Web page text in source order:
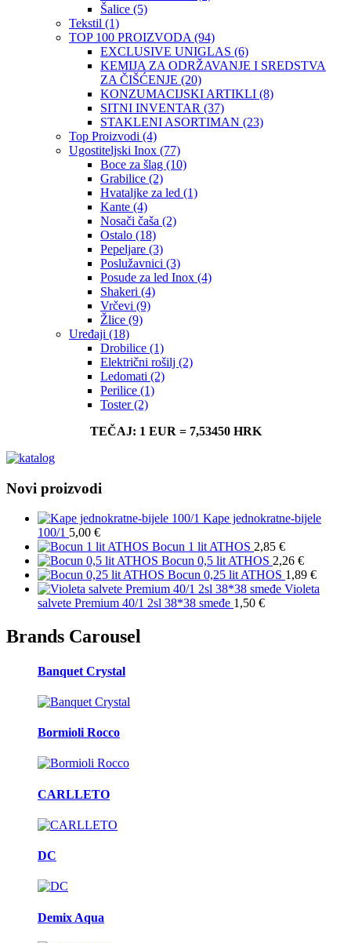
Šalice (5)
Tekstil (1)
TOP 100 PROIZVODA (94)
EXCLUSIVE UNIGLAS (6)
KEMIJA ZA ODRŽAVANJE I SREDSTVA
ZA ČIŠĆENJE (20)
KONZUMACIJSKI ARTIKLI (8)
SITNI INVENTAR (37)
STAKLENI ASORTIMAN (23)
Top Proizvodi (4)
Ugostiteljski Inox (77)
Boce za šlag (10)
Grabilice (2)
Hvataljke za led (1)
Kante (4)
Nosači čaša (2)
Ostalo (18)
Pepeljare (3)
Poslužavnici (3)
Posude za led Inox (4)
Shakeri (4)
Vrčevi (9)
Žlice (9)
Uređaji (18)
Drobilice (1)
Električni rošilj (2)
Ledomati (2)
Perilice (1)
Toster(2)
TEČAJ: 1 EUR = 7,53450 HRK
Novi proizvodi
Kape jednokratne-bijele
100/1 5,00 €
Bocun 1 lit ATHOS 2,85 €
Bocun 0,5 lit ATHOS 2,26 €
Bocun 0,25 lit ATHOS 1,89 €
Violeta
salvete Premium 40/1 2sl 38*38 smeđe 1,50 €
Brands Carousel
Banquet Crystal
Bormioli Rocco
CARLLETO
DC
Demix Aqua